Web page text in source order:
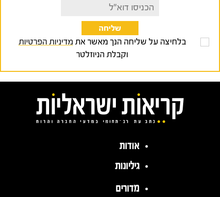
בלחיצה על שליחה הנך מאשר את מדיניות הפרטיות
וקבלת הניוזלטר
אודות
גיליונות
מדורים